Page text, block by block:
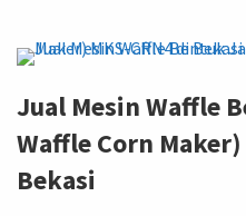
Jual Mesin Waffle
Waffle Corn Maker)
Bekasi